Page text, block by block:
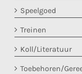
Speelgoed
Treinen
Koll/Literatuur
Toebehoren/